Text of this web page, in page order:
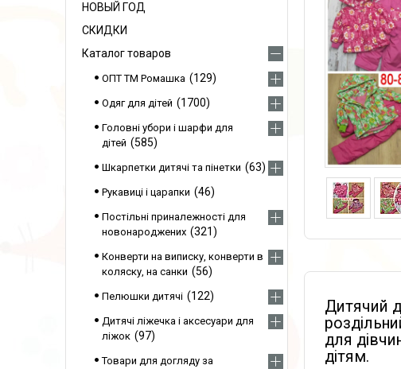
Дитячий
для
дітям.
НОВЫЙ ГОД
СКИДКИ
Каталог товаров
ОПТ ТМ Ромашка 129
Одяг для дітей 1700
Головні убори і шарфи для
дітей
585
Шкарпетки дитячі та пінетки 63
Рукавиці і царапки 46
Постільні приналежності для
новонароджених
321
Конверти на виписку, конверти в
коляску, на санки
56
Пелюшки дитячі 122
Дитячі ліжечка і аксесуари для
ліжок
97
Товари для догляду за